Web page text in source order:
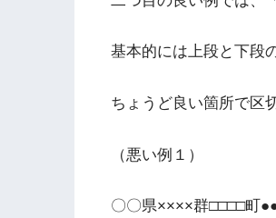
基本的には上段と下段
ちょうど良い箇所で区
（悪い例１）
〇〇県××××群